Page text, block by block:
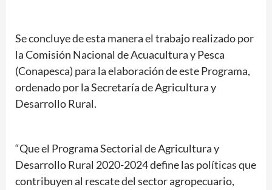
Se concluye de esta manera el trabajo realizado por
la Comisión Nacional de Acuacultura y Pesca
(Conapesca) para la elaboración de este Programa,
ordenado por la Secretaría de Agricultura y
Desarrollo Rural.
“Que el Programa Sectorial de Agricultura y
Desarrollo Rural 2020-2024 define las políticas que
contribuyen al rescate del sector agropecuario,